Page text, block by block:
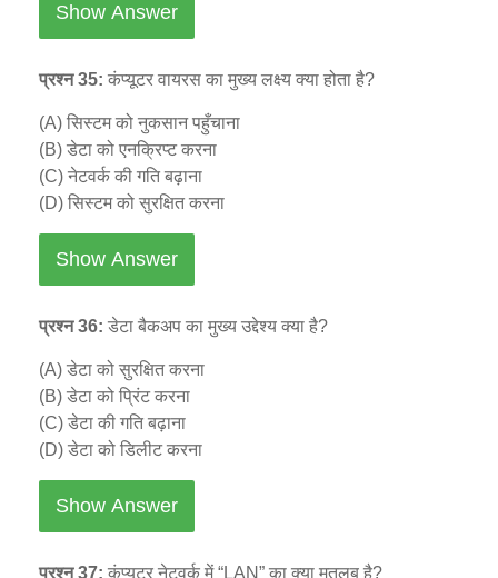
Show Answer
प्रश्न 35: कंप्यूटर वायरस का मुख्य लक्ष्य क्या होता है?
(A) सिस्टम को नुकसान पहुँचाना
(B) डेटा को एनक्रिप्ट करना
(C) नेटवर्क की गति बढ़ाना
(D) सिस्टम को सुरक्षित करना
Show Answer
प्रश्न 36: डेटा बैकअप का मुख्य उद्देश्य क्या है?
(A) डेटा को सुरक्षित करना
(B) डेटा को प्रिंट करना
(C) डेटा की गति बढ़ाना
(D) डेटा को डिलीट करना
Show Answer
प्रश्न 37: कंप्यूटर नेटवर्क में “LAN” का क्या मतलब है?